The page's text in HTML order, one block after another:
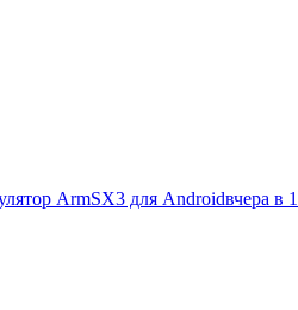
ArmSX3 для Androidвчера в